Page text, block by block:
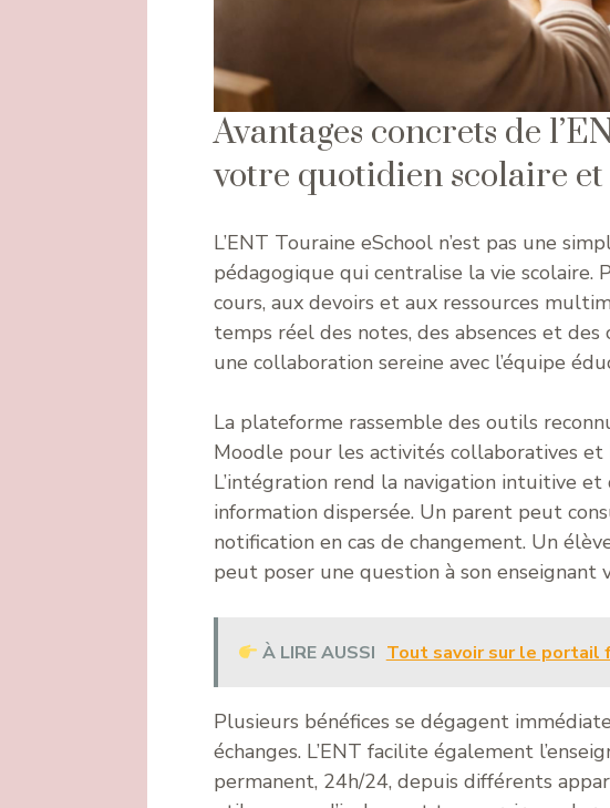
Avantages concrets de
votre quotidien scolaire
L’ENT Touraine eSchool n’est pas une
pédagogique qui centralise la vie scolaire.
cours, aux devoirs et aux ressources
temps réel des notes, des absences et
une collaboration sereine avec l’équipe
La plateforme rassemble des outils
Moodle pour les activités collaboratives
L’intégration rend la navigation intuitive
information dispersée. Un parent peut
notification en cas de changement. Un
peut poser une question à son enseignant
À LIRE AUSSI Tout savoir sur le portail
Plusieurs bénéfices se dégagent
échanges. L’ENT facilite également
permanent, 24h/24, depuis différents